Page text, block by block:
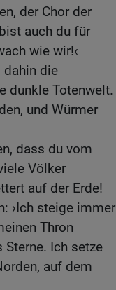
der Chor der
auch du für
wie wir!‹
dahin die
dunkle Totenwelt.
und Würmer
dass du vom
Völker
auf der Erde!
›Ich steige immer
Thron
Ich setze
auf dem